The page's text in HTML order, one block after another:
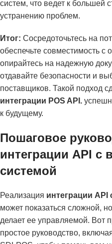
систем, что ведет к большей
устранению проблем.
Итог: Сосредоточьтесь на
обеспечьте совместимость с
опирайтесь на надежную
отдавайте безопасности и
поставщиков. Такой подход
интеграции POS API.
к будущему.
Пошаговое
интеграции API с
системой
Реализация интеграции API
может показаться сложной,
делает ее управляемой. Вот
простое руководство,